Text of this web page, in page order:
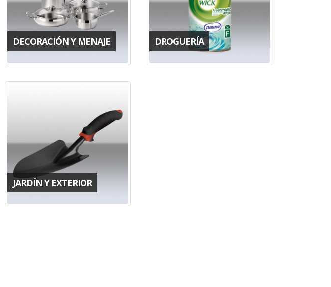
DECORACIÓN Y MENAJE DROGUERÍA
JARDÍN Y EXTERIOR